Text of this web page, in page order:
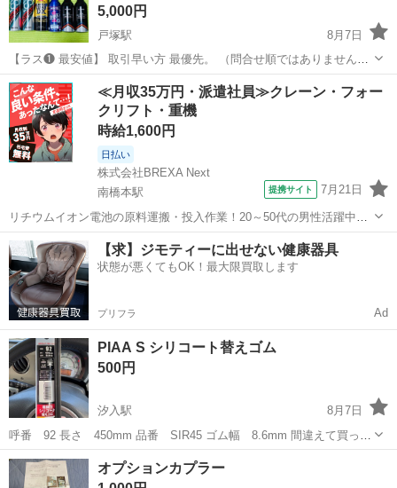
5,000円
戸塚駅
8月7日
【ラス❶ 最安値】 取引早い方 最優先。 （問合せ順ではありません）
※処分価格 値引不可 ★出品中は販売中★ 【商品】 ★ワコーズ フュー
エルワン ★ループパワーショット 240ml ...
神奈川 横浜市 戸塚駅 メンテナンス用品
≪月収35万円・派遣社員≫クレーン・フォー
クリフト・重機
時給1,600円
日払い
株式会社BREXA Next
南橋本駅
提携サイト 7月21日
リチウムイオン電池の原料運搬・投入作業！20～50代の男性活躍中★
ワンルーム寮完備！赴任旅費会社負担！年間休日130日★フォークリフ
ト免許お持ちの方、活躍中！就業先食堂利用可★《神奈川県相模原
市》 人気の工場のお仕事 ◇電...
神奈川 相模原市 南橋本駅 その他
【求】ジモティーに出せない健康器具
状態が悪くてもOK！最大限買取します
プリフラ Ad
PIAA S シリコート替えゴム
500円
汐入駅
8月7日
呼番 92 長さ 450mm 品番 SIR45 ゴム幅 8.6mm 間違えて買って
しまいました。 開封しましたが、未使用です。 ゴムのみです よろし
くお願いします。
神奈川 横須賀市 メンテナンス用品
オプションカプラー